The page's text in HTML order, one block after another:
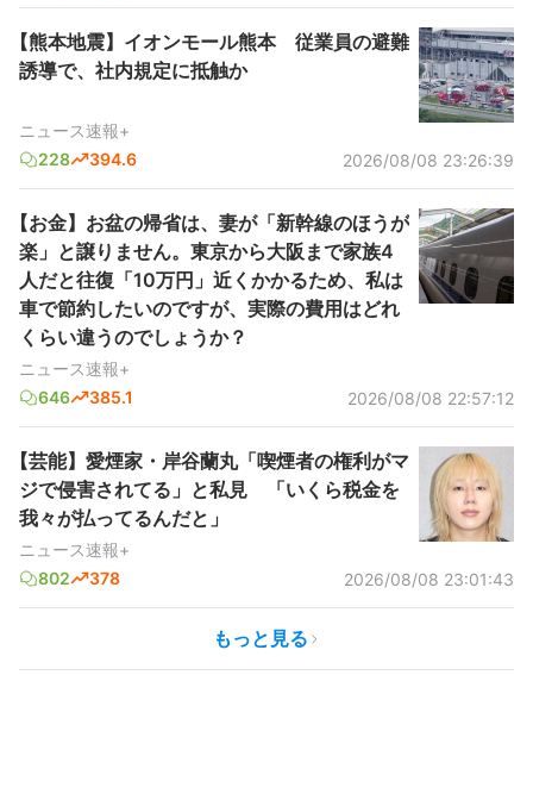
【熊本地震】イオンモール熊本 従業員の避難
誘導で、社内規定に抵触か
ニュース速報+
228
394.6 2026/08/08 23:26:39
【お金】お盆の帰省は、妻が「新幹線のほうが
楽」と譲りません。東京から大阪まで家族4
人だと往復「10万円」近くかかるため、私は
車で節約したいのですが、実際の費用はどれ
くらい違うのでしょうか？
ニュース速報+
646
385.1 2026/08/08 22:57:12
【芸能】愛煙家・岸谷蘭丸「喫煙者の権利がマ
ジで侵害されてる」と私見 「いくら税金を
我々が払ってるんだと」
ニュース速報+
802
378 2026/08/08 23:01:43
もっと見る